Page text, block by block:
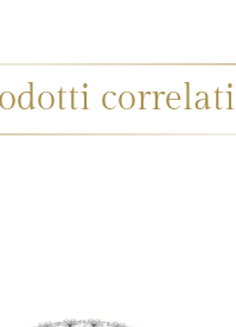
correlati